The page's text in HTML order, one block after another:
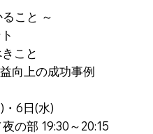
こと ～
こと
向上の成功事例
6日(水)
の部 19:30～20:15